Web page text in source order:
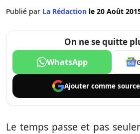
Publié par La Rédaction le 20 Août
On ne se quitte
WhatsApp
Ajouter comme
Le temps passe et pas